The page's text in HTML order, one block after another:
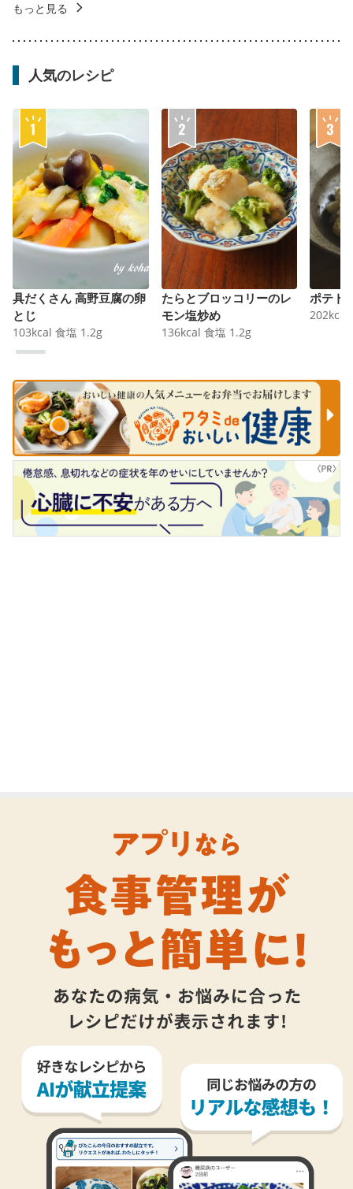
もっと見る
人気のレシピ
具だくさん 高野豆腐の卵
とじ
103kcal 食塩 1.2g
たらとブロッコリーのレ
モン塩炒め
136kcal 食塩 1.2g
ポテト
202kcal